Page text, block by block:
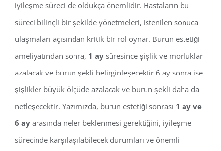
iyileşme süreci de oldukça önemlidir. Hastaların bu
süreci bilinçli bir şekilde yönetmeleri, istenilen sonuca
ulaşmaları açısından kritik bir rol oynar. Burun estetiği
ameliyatından sonra, 1 ay süresince şişlik ve morluklar
azalacak ve burun şekli belirginleşecektir.6 ay sonra ise
şişlikler büyük ölçüde azalacak ve burun şekli daha da
netleşecektir. Yazımızda, burun estetiği sonrası 1 ay ve
6 ay arasında neler beklenmesi gerektiğini, iyileşme
sürecinde karşılaşılabilecek durumları ve önemli